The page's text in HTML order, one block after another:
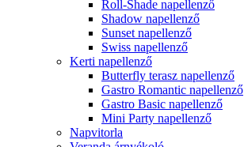
Roll-Shade napellenző
Shadow napellenző
Sunset napellenző
Swiss napellenző
Kerti napellenző
Butterfly terasz napellenző
Gastro Romantic napellenző
Gastro Basic napellenző
Mini Party napellenző
Napvitorla